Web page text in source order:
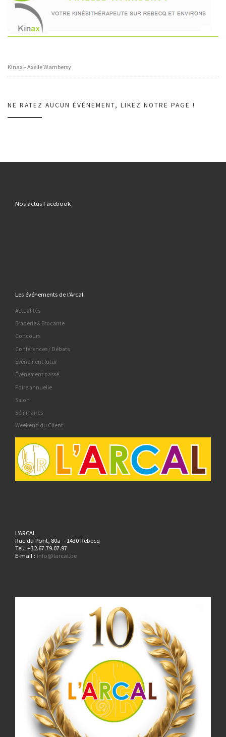
Kinax – Axelle Wambersy
NE RATEZ AUCUN ÉVÉNEMENT, LIKEZ NOTRE PAGE !
Nos actus Facebook
Les événements de l’Arcal
Actualités
Braderie & Brocante
Concours
Conférences / Débats
Événement futur
Événement passé
Foire annuelle
Salon
Séminaires
Weekend du Client
L'ARCAL
Rue du Pont, 80a – 1430 Rebecq
Tel.: +32.67.79.07.97
E-mail : info@larcal.be